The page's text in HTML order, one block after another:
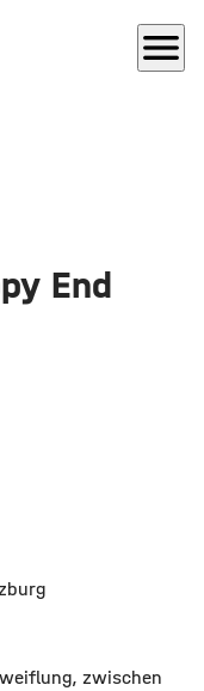
menu
End
zwischen